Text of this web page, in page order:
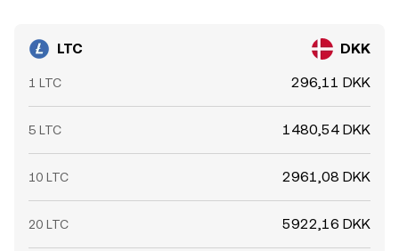
LTC DKK
1 LTC 296,11 DKK
5 LTC 1480,54 DKK
10 LTC 2961,08 DKK
20 LTC 5922,16 DKK